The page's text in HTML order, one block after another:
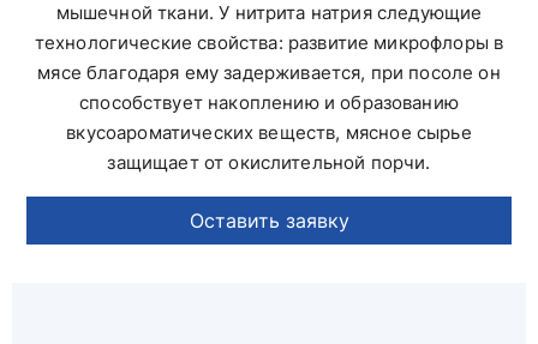
мышечной ткани. У нитрита натрия следующие
технологические свойства: развитие микрофлоры в
мясе благодаря ему задерживается, при посоле он
способствует накоплению и образованию
вкусоароматических веществ, мясное сырье
защищает от окислительной порчи.
Оставить заявку